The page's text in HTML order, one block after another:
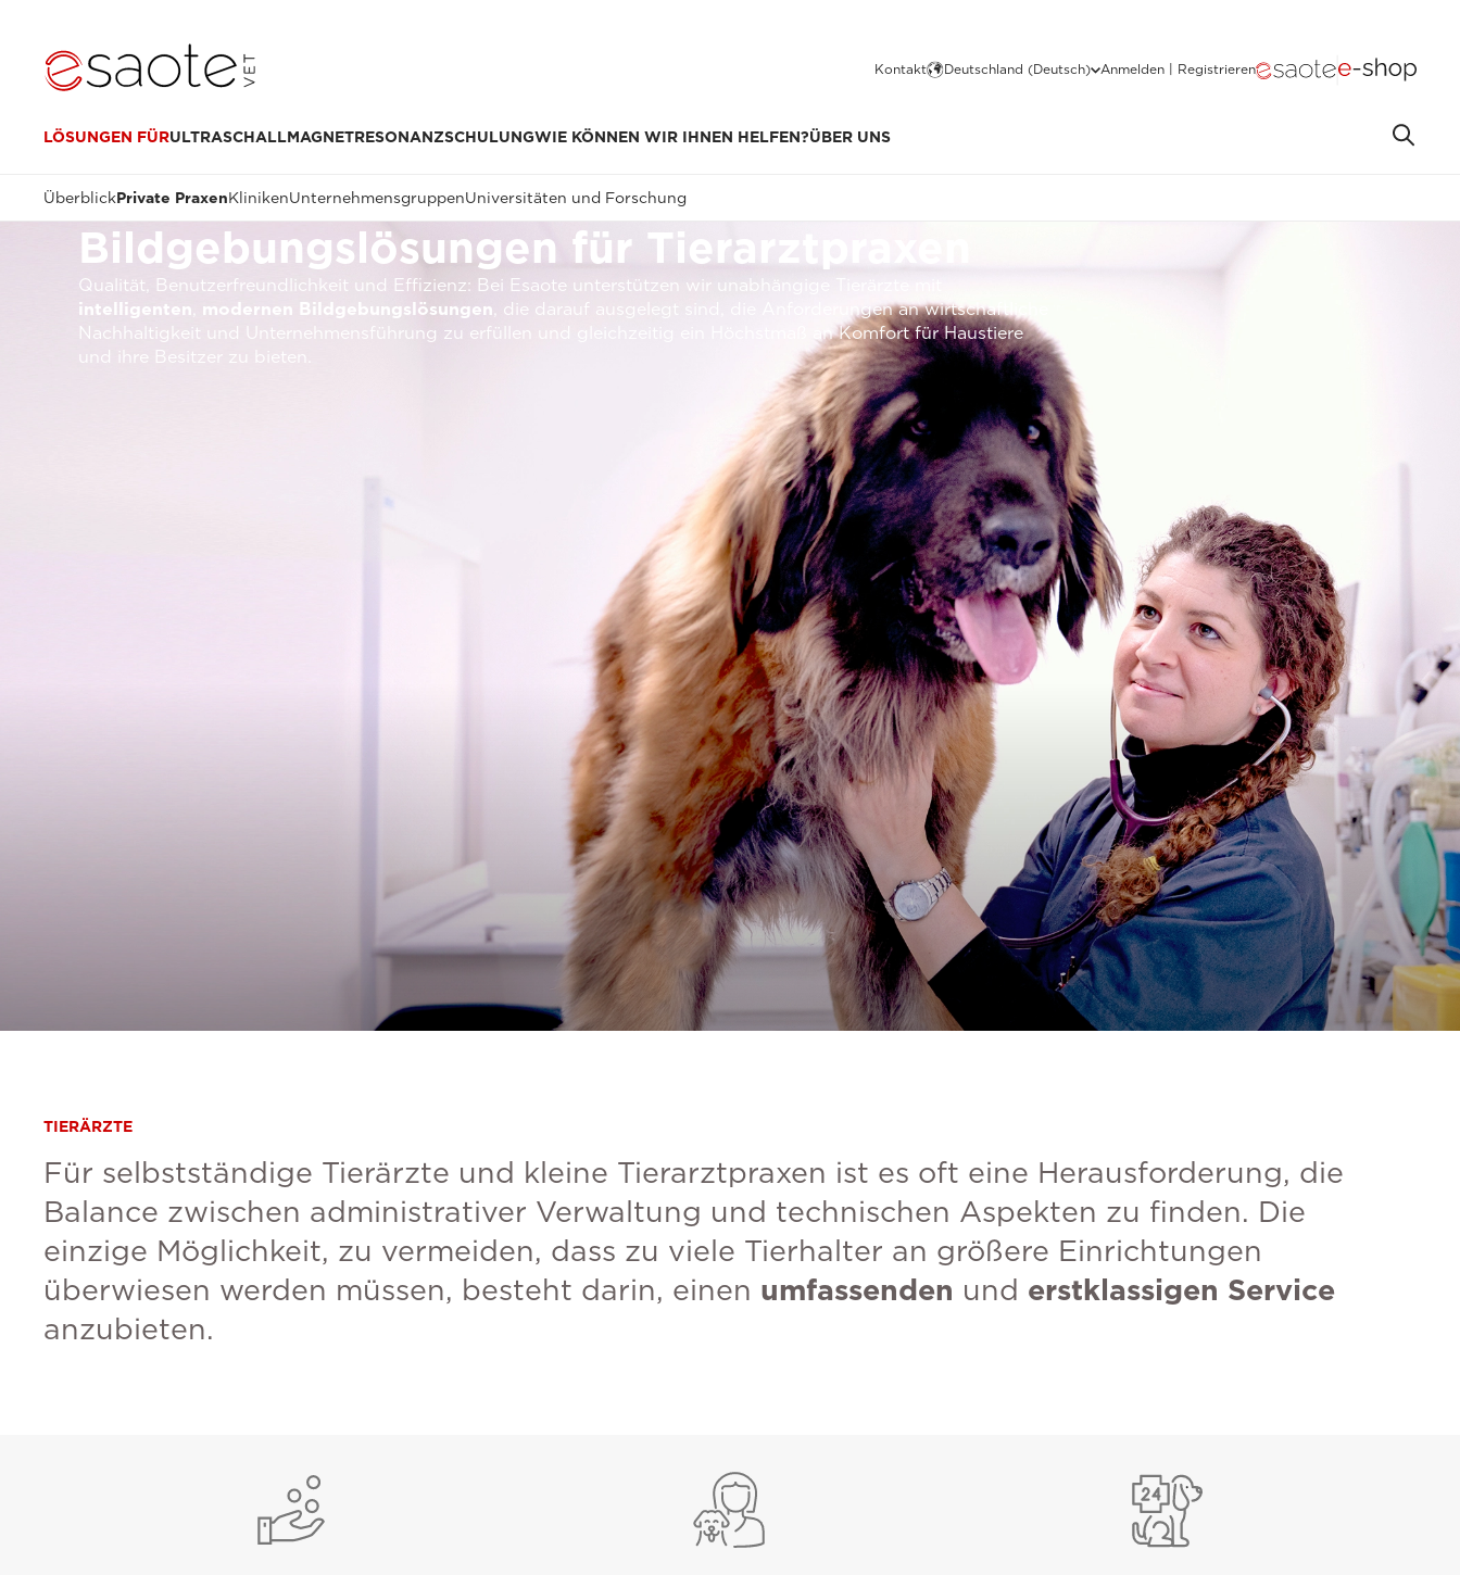
Kontakt Deutschland (Deutsch) Anmelden | Registrieren
LÖSUNGEN FÜRULTRASCHALLMAGNETRESONANZSCHULUNGWIE KÖNNEN WIR IHNEN HELFEN?ÜBER UNS
ÜberblickPrivate PraxenKlinikenUnternehmensgruppenUniversitäten und Forschung
Bildgebungslösungen für Tierarztpraxen
Qualität, Benutzerfreundlichkeit und Effizienz: Bei Esaote unterstützen wir unabhängige Tierärzte mit
intelligenten, modernen Bildgebungslösungen, die darauf ausgelegt sind, die Anforderungen an wirtschaftliche
Nachhaltigkeit und Unternehmensführung zu erfüllen und gleichzeitig ein Höchstmaß an Komfort für Haustiere
und ihre Besitzer zu bieten.
TIERÄRZTE
Für selbstständige Tierärzte und kleine Tierarztpraxen ist es oft eine Herausforderung, die
Balance zwischen administrativer Verwaltung und technischen Aspekten zu finden. Die
einzige Möglichkeit, zu vermeiden, dass zu viele Tierhalter an größere Einrichtungen
überwiesen werden müssen, besteht darin, einen umfassenden und erstklassigen Service
anzubieten.